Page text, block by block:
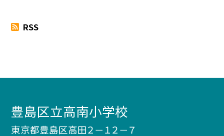
RSS
豊島区立高南小学校
東京都豊島区高田２－１２－７